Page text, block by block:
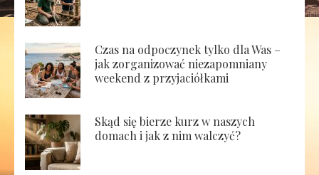
Czas na odpoczynek tylko dla Was –
jak zorganizować niezapomniany
weekend z przyjaciółkami
Skąd się bierze kurz w naszych
domach i jak z nim walczyć?